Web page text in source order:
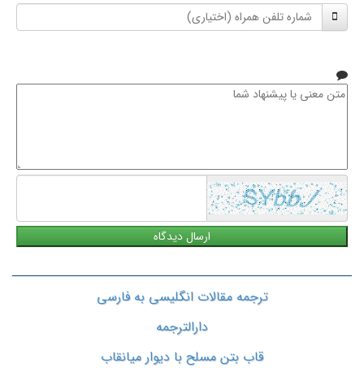
نام
خانوادگی
شماره
تلفن
متن
ترجمه مقالات انگلیسی به فارسی
دارالترجمه
قاب بتن مسلح با دیوار میانقاب